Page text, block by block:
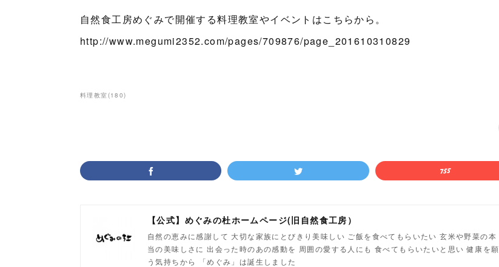
自然食工房めぐみで開催する料理教室やイベントはこちらから。
http://www.megumi2352.com/pages/709876/page_201610310829
料理教室(180)
【公式】めぐみの杜ホームページ(旧自然食工房）
自然の恵みに感謝して 大切な家族にとびきり美味しい ご飯を食べてもらいたい 玄米や野菜の本
当の美味しさに 出会った時のあの感動を 周囲の愛する人にも 食べてもらいたいと思い 健康を願
う気持ちから 「めぐみ」は誕生しました